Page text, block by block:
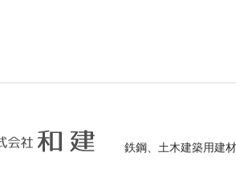
鉄鋼、土木建築用建